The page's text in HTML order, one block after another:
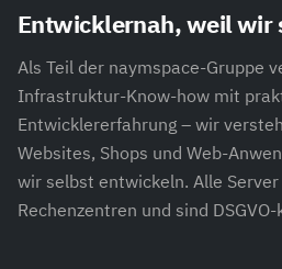
Entwicklernah, weil wir
Als Teil der naymspace-Gruppe
Infrastruktur-Know-how mit
Entwicklererfahrung – wir
Websites, Shops und Web-
wir selbst entwickeln. Alle
Rechenzentren und sind